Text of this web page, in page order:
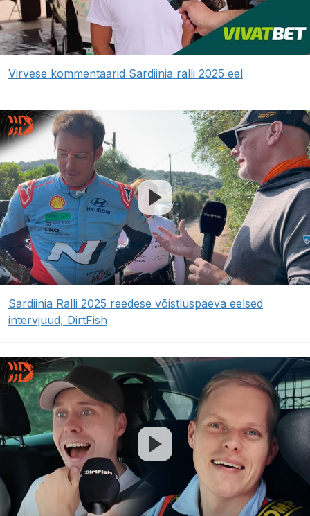
Virvese kommentaarid Sardiinia ralli 2025 eel
Sardiinia Ralli 2025 reedese võistluspäeva eelsed
intervjuud, DirtFish